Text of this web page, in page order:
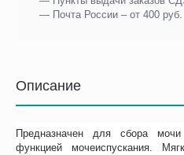
— Почта России – от 400 руб.
Описание
Предназначен для сбора
функцией мочеиспускания.